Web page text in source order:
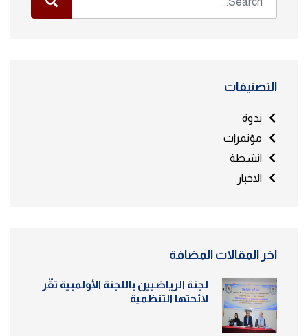
التصنيفات
ندوة
مؤتمرات
انشطة
الاخبار
اخر المقالات المضافة
لجنة الرياضيين باللجنة الأولمبية تقّر
لائحتها التنظمية